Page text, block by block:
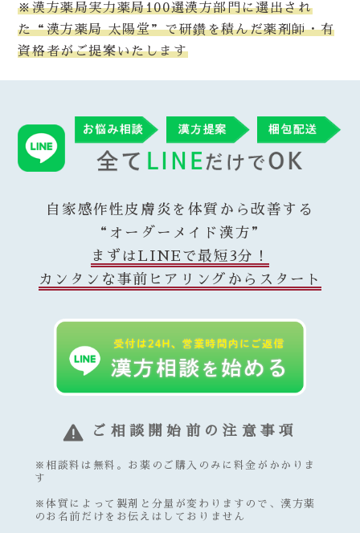
※漢方薬局実力薬局100選漢方部門に選出され
た“漢方薬局 太陽堂”で研鑽を積んだ薬剤師・有
資格者がご提案いたします
自家感作性皮膚炎を体質から改善する
“オーダーメイド漢方”
まずはLINEで最短3分！
カンタンな事前ヒアリングからスタート
ご相談開始前の注意事項
※相談料は無料。お薬のご購入のみに料金がかかりま
す
※体質によって製剤と分量が変わりますので、漢方薬
のお名前だけをお伝えはしておりません